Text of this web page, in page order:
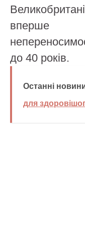
вперше
до 40 років.
Останні
для